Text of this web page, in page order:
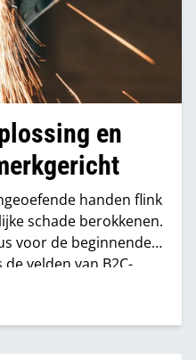
en
handen flink
schade berokkenen.
voor de beginnende
velden van B2C-
het beeld op van een
haakse slijpers en
er absoluut mee aan